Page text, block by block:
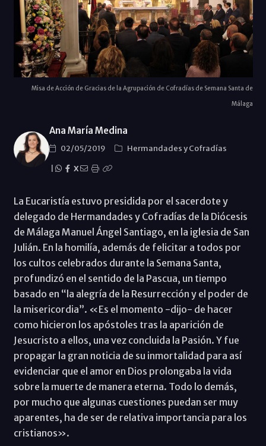
Misa de Acción de Gracias de la Agrupación de Cofradías de Semana Santa de
Málaga
Ana María Medina
02/05/2019
Hermandades y Cofradías
X
La Eucaristía estuvo presidida por el sacerdote y
delegado de Hermandades y Cofradías de la Diócesis
de Málaga Manuel Ángel Santiago, en la iglesia de San
Julián. En la homilía, además de felicitar a todos por
los cultos celebrados durante la Semana Santa,
profundizó en el sentido de la Pascua, un tiempo
basado en “la alegría de la Resurrección y el poder de
la misericordia”. «Es el momento -dijo- de hacer
como hicieron los apóstoles tras la aparición de
Jesucristo a ellos, una vez concluida la Pasión. Y fue
propagar la gran noticia de su inmortalidad para así
evidenciar que el amor en Dios prolongaba la vida
sobre la muerte de manera eterna. Todo lo demás,
por mucho que algunas cuestiones puedan ser muy
aparentes, ha de ser de relativa importancia para los
cristianos».